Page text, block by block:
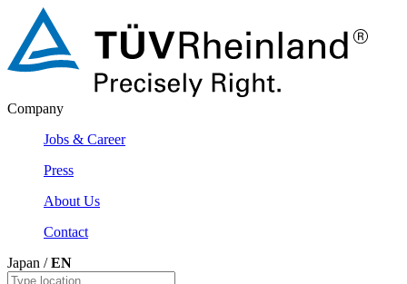
Company
Jobs & Career
Press
About Us
Contact
Japan /EN